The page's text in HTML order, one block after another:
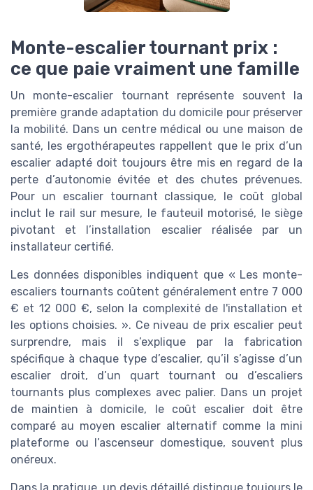
Monte-escalier tournant prix :
ce que paie vraiment une famille
Un monte-escalier tournant représente souvent la
première grande adaptation du domicile pour préserver
la mobilité. Dans un centre médical ou une maison de
santé, les ergothérapeutes rappellent que le prix d’un
escalier adapté doit toujours être mis en regard de la
perte d’autonomie évitée et des chutes prévenues.
Pour un escalier tournant classique, le coût global
inclut le rail sur mesure, le fauteuil motorisé, le siège
pivotant et l’installation escalier réalisée par un
installateur certifié.
Les données disponibles indiquent que « Les monte-
escaliers tournants coûtent généralement entre 7 000
€ et 12 000 €, selon la complexité de l'installation et
les options choisies. ». Ce niveau de prix escalier peut
surprendre, mais il s’explique par la fabrication
spécifique à chaque type d’escalier, qu’il s’agisse d’un
escalier droit, d’un quart tournant ou d’escaliers
tournants plus complexes avec palier. Dans un projet
de maintien à domicile, le coût escalier doit être
comparé au moyen escalier alternatif comme la mini
plateforme ou l’ascenseur domestique, souvent plus
onéreux.